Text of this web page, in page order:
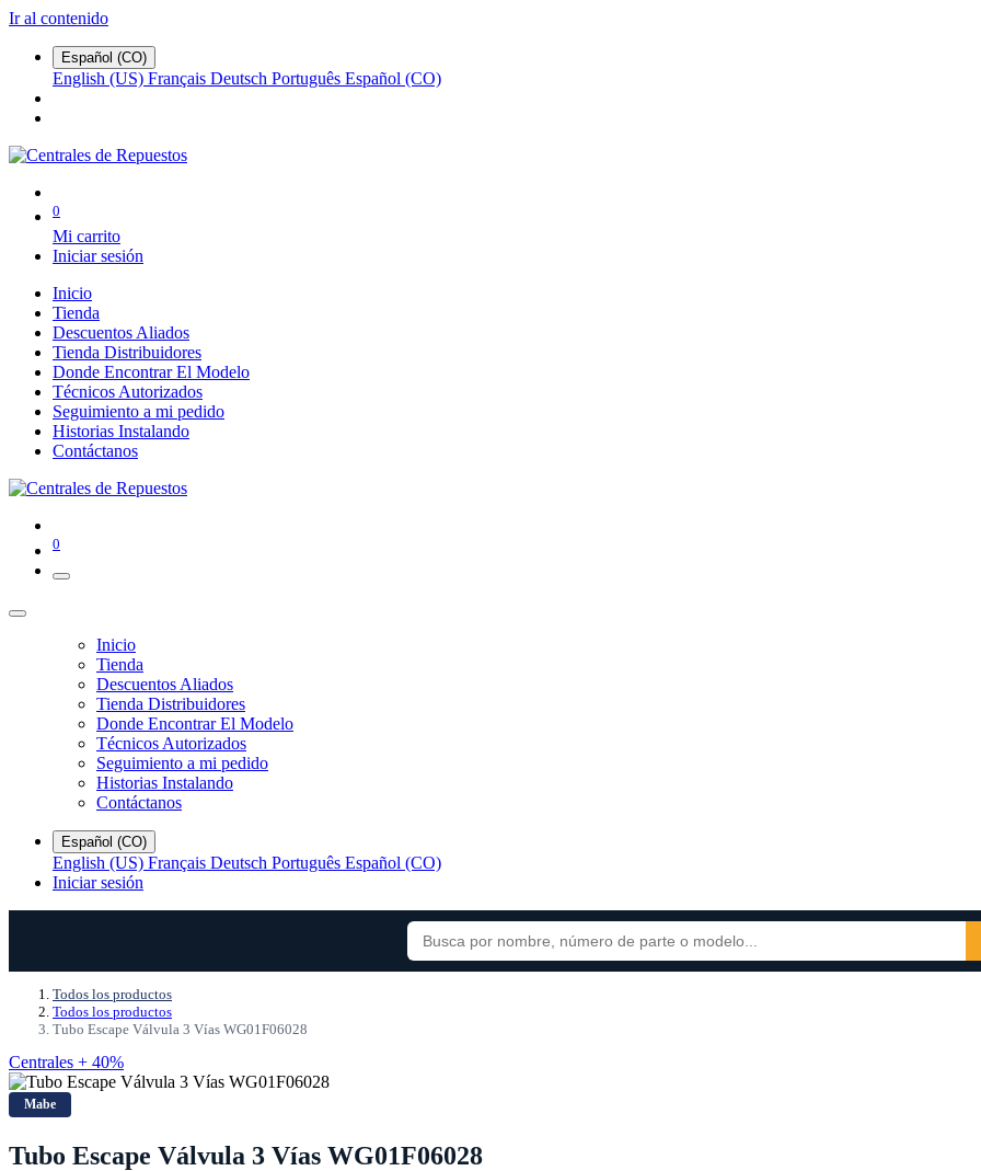
Ir al contenido
Español (CO)
English (US) Français Deutsch Português Español (CO)
0
Mi carrito
Iniciar sesión
Inicio
Tienda
Descuentos Aliados
Tienda Distribuidores
Donde Encontrar El Modelo
Técnicos Autorizados
Seguimiento a mi pedido
Historias Instalando
Contáctanos
0
Inicio
Tienda
Descuentos Aliados
Tienda Distribuidores
Donde Encontrar El Modelo
Técnicos Autorizados
Seguimiento a mi pedido
Historias Instalando
Contáctanos
Español (CO)
English (US) Français Deutsch Português Español (CO)
Iniciar sesión
Todos los productos
Todos los productos
Tubo Escape Válvula 3 Vías WG01F06028
Centrales + 40%
Mabe
Tubo Escape Válvula 3 Vías WG01F06028